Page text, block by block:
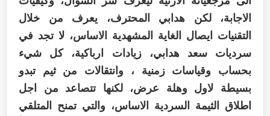
الاجابة، لكن هدابي المحترف، يعرف من خلال
التقنيات ايصال الغاية المشهدية الاساس، لا تجد في
سرديات سعد هدابي، زيادات ارباكية، كل شيء
بحساب وقياسات زمنية ، وانتقالات من ثيم تبدو
بسيطة لاول وهلة عرض، لكنها تتصاعد من اجل
اطلاق الثيمة السردية الاساس، والتي تمنح المتلقي